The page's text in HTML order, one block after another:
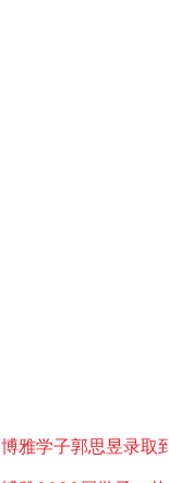
博雅学子郭思昱录取